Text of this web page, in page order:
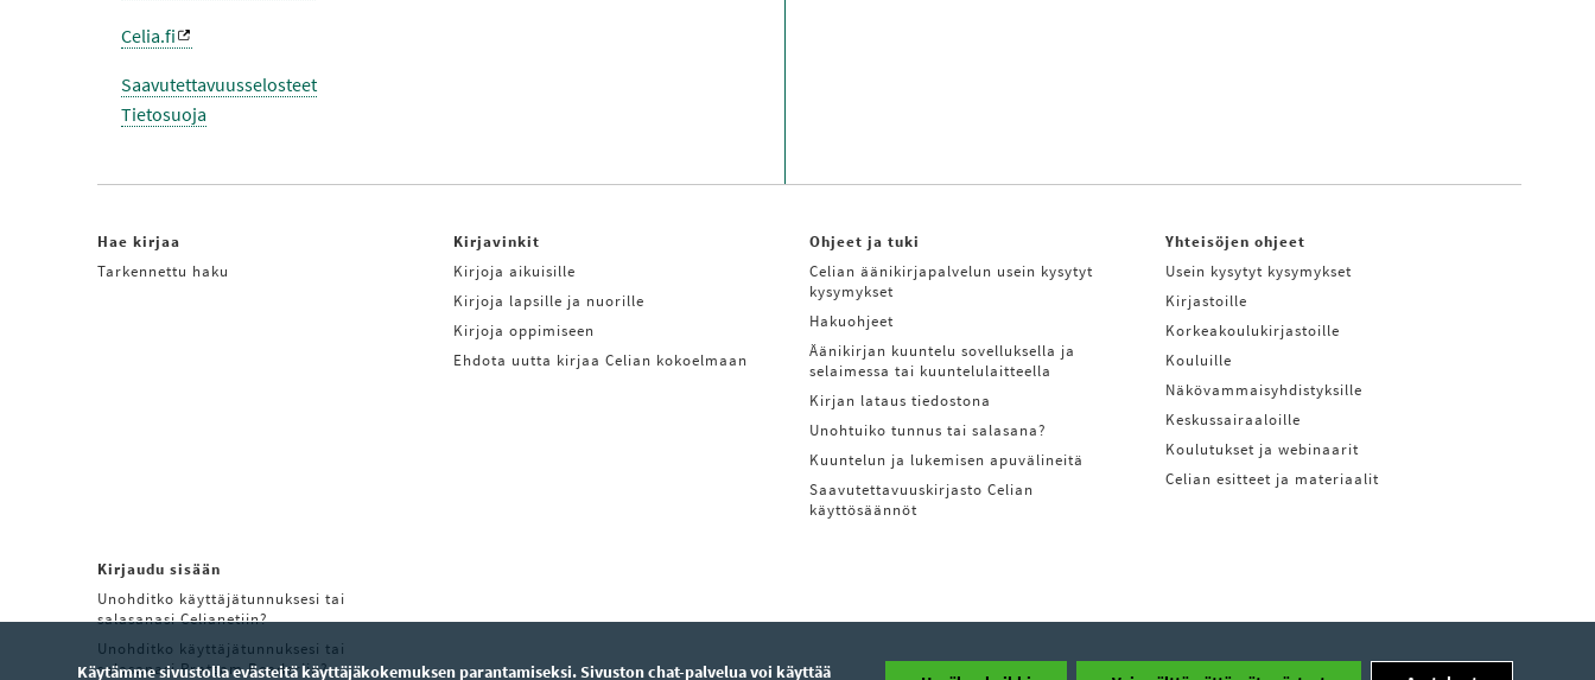
Celia.fi
Saavutettavuusselosteet
Tietosuoja
Hae kirjaa
Tarkennettu haku
Kirjavinkit
Kirjoja aikuisille
Kirjoja lapsille ja nuorille
Kirjoja oppimiseen
Ehdota uutta kirjaa Celian kokoelmaan
Ohjeet ja tuki
Celian äänikirjapalvelun usein kysytyt
kysymykset
Hakuohjeet
Äänikirjan kuuntelu sovelluksella ja
selaimessa tai kuuntelulaitteella
Kirjan lataus tiedostona
Unohtuiko tunnus tai salasana?
Kuuntelun ja lukemisen apuvälineitä
Saavutettavuuskirjasto Celian
käyttösäännöt
Yhteisöjen ohjeet
Usein kysytyt kysymykset
Kirjastoille
Korkeakoulukirjastoille
Kouluille
Näkövammaisyhdistyksille
Keskussairaaloille
Koulutukset ja webinaarit
Celian esitteet ja materiaalit
Kirjaudu sisään
Unohditko käyttäjätunnuksesi tai
salasanasi Celianetiin?
Unohditko käyttäjätunnuksesi tai
salasanasi Pratsam Readeriin?
Käytämme sivustolla evästeitä käyttäjäkokemuksen parantamiseksi. Sivuston chat-palvelua voi käyttää